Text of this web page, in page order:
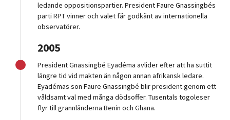
ledande oppositionspartier. President Faure Gnassingbés
parti RPT vinner och valet får godkänt av internationella
observatörer.
2005
President Gnassingbé Eyadéma avlider efter att ha suttit
längre tid vid makten än någon annan afrikansk ledare.
Eyadémas son Faure Gnassingbé blir president genom ett
våldsamt val med många dödsoffer. Tusentals togoleser
flyr till grannländerna Benin och Ghana.